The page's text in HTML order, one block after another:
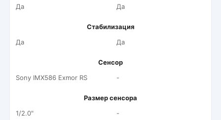
Да
Да
Стабилизация
Да
Да
Сенсор
Sony IMX586 Exmor RS
-
Размер сенсора
1/2.0"
-